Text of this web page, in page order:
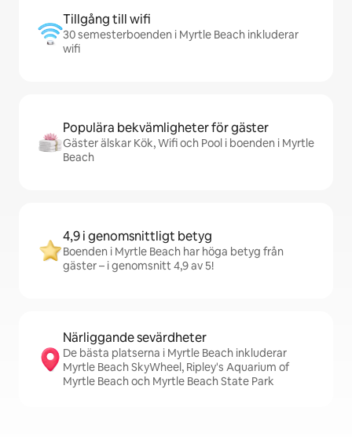
Tillgång till wifi
30 semesterboenden i Myrtle Beach inkluderar
wifi
Populära bekvämligheter för gäster
Gäster älskar Kök, Wifi och Pool i boenden i Myrtle
Beach
4,9 i genomsnittligt betyg
Boenden i Myrtle Beach har höga betyg från
gäster – i genomsnitt 4,9 av 5!
Närliggande sevärdheter
De bästa platserna i Myrtle Beach inkluderar
Myrtle Beach SkyWheel, Ripley's Aquarium of
Myrtle Beach och Myrtle Beach State Park